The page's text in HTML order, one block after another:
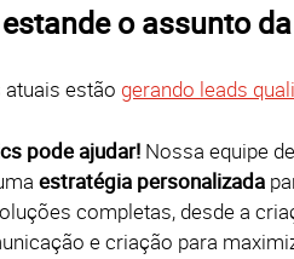
o assunto
atuais estão gerando leads
pode ajudar! Nossa equipe
estratégia personalizada
completas, desde a
e criação para